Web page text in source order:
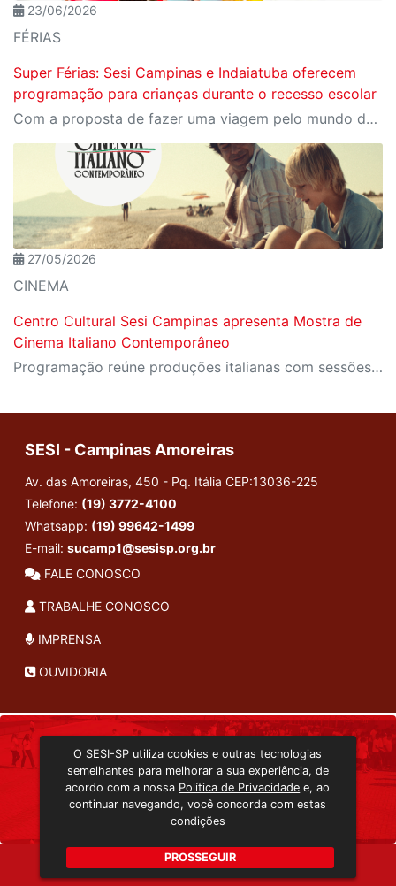
23/06/2026
FÉRIAS
Super Férias: Sesi Campinas e Indaiatuba oferecem
programação para crianças durante o recesso escolar
Com a proposta de fazer uma viagem pelo mundo das brincadeiras, o programa acontece nas férias escolares de julho, com uma programação exclusiva para as crianças
27/05/2026
CINEMA
Centro Cultural Sesi Campinas apresenta Mostra de
Cinema Italiano Contemporâneo
Programação reúne produções italianas com sessões gratuitas
SESI - Campinas Amoreiras
Av. das Amoreiras, 450 - Pq. Itália CEP:13036-225
Telefone: (19) 3772-4100
Whatsapp: (19) 99642-1499
E-mail: sucamp1@sesisp.org.br
FALE CONOSCO
TRABALHE CONOSCO
IMPRENSA
OUVIDORIA
TRANSMISSÃO ON-LINE
EDITORA SESI-SP
CONSULTA AO ACERVO
Copyright 2026 © Todos os direitos reservados. -
O SESI-SP utiliza cookies e outras tecnologias
semelhantes para melhorar a sua experiência, de
acordo com a nossa Política de Privacidade e, ao
continuar navegando, você concorda com estas
condições
PROSSEGUIR